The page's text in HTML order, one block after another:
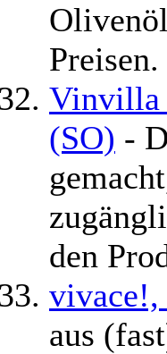
Preisen.
Vinvilla
(SO) -
den
vivace!,
aus